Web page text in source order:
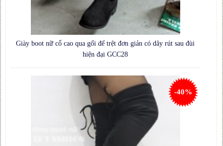
Giày boot nữ cổ cao qua gối đế trệt đơn giản có dây rút sau đùi
hiện đại GCC28
-40%